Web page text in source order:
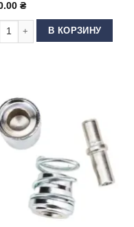
люверсов 8 мм
₴
товара Матрица
В КОРЗИНУ